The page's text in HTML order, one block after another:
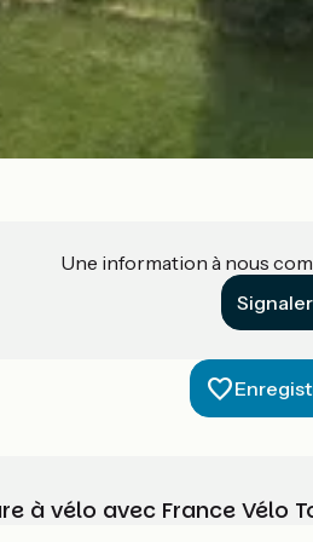
Une information à nous
à vélo avec France Vélo